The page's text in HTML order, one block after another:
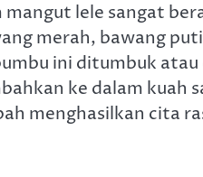
lele sangat
merah, bawang
ini ditumbuk
ke dalam kuah
menghasilkan cita